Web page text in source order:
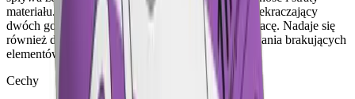
materiału. Krótki czas wiązania i czas pracy nieprzekraczający
dwóch godzin pozwalają na szybką i efektywną pracę. Nadaje się
również do dekoracyjnego modelowania i sztukowania brakujących
elementów gzymsów wewnątrz budynków.
Cechy